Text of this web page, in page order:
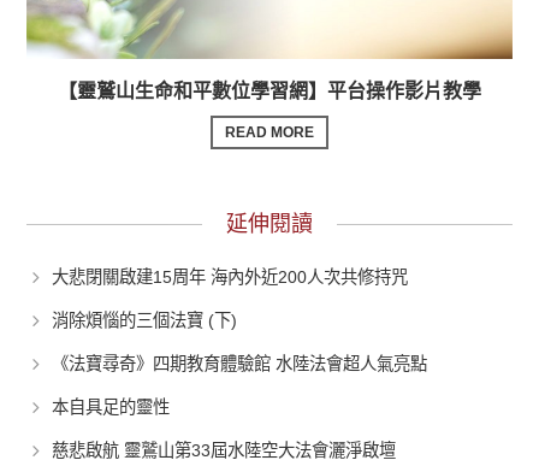
【靈鷲山生命和平數位學習網】平台操作影片教學
READ MORE
延伸閱讀
大悲閉關啟建15周年 海內外近200人次共修持咒
消除煩惱的三個法寶 (下)
《法寶尋奇》四期教育體驗館 水陸法會超人氣亮點
本自具足的靈性
慈悲啟航 靈鷲山第33屆水陸空大法會灑淨啟壇